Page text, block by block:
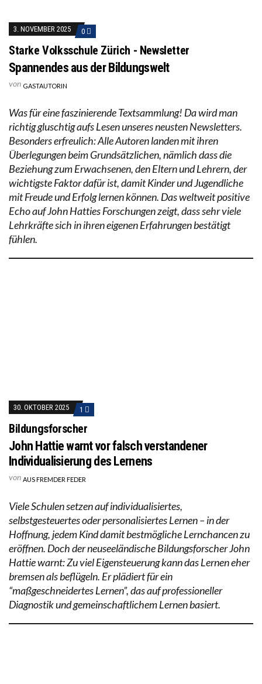
3. NOVEMBER 2025 0
Starke Volksschule Zürich - Newsletter
Spannendes aus der Bildungswelt
von GASTAUTORIN
Was für eine faszinierende Textsammlung! Da wird man
richtig gluschtig aufs Lesen unseres neusten Newsletters.
Besonders erfreulich: Alle Autoren landen mit ihren
Überlegungen beim Grundsätzlichen, nämlich dass die
Beziehung zum Erwachsenen, den Eltern und Lehrern, der
wichtigste Faktor dafür ist, damit Kinder und Jugendliche
mit Freude und Erfolg lernen können. Das weltweit positive
Echo auf John Hatties Forschungen zeigt, dass sehr viele
Lehrkräfte sich in ihren eigenen Erfahrungen bestätigt
fühlen.
30. OKTOBER 2025 1
Bildungsforscher
John Hattie warnt vor falsch verstandener
Individualisierung des Lernens
von AUS FREMDER FEDER
Viele Schulen setzen auf individualisiertes,
selbstgesteuertes oder personalisiertes Lernen – in der
Hoffnung, jedem Kind damit bestmögliche Lernchancen zu
eröffnen. Doch der neuseeländische Bildungsforscher John
Hattie warnt: Zu viel Eigensteuerung kann das Lernen eher
bremsen als beflügeln. Er plädiert für ein
“maßgeschneidertes Lernen”, das auf professioneller
Diagnostik und gemeinschaftlichem Lernen basiert.